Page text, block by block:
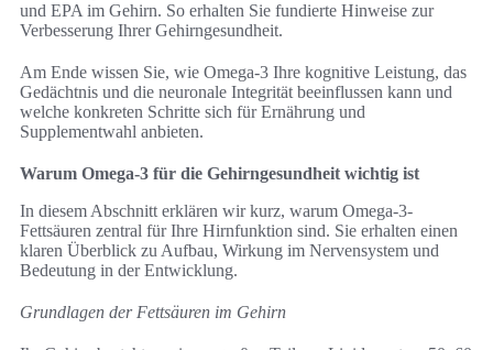
und EPA im Gehirn. So erhalten Sie fundierte Hinweise zur
Verbesserung Ihrer Gehirngesundheit.
Am Ende wissen Sie, wie Omega-3 Ihre kognitive Leistung, das
Gedächtnis und die neuronale Integrität beeinflussen kann und
welche konkreten Schritte sich für Ernährung und
Supplementwahl anbieten.
Warum Omega-3 für die Gehirngesundheit wichtig ist
In diesem Abschnitt erklären wir kurz, warum Omega-3-
Fettsäuren zentral für Ihre Hirnfunktion sind. Sie erhalten einen
klaren Überblick zu Aufbau, Wirkung im Nervensystem und
Bedeutung in der Entwicklung.
Grundlagen der Fettsäuren im Gehirn